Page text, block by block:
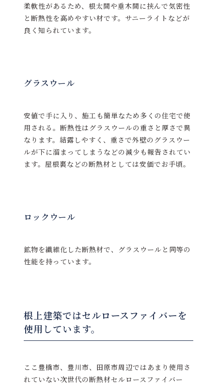
柔軟性があるため、根太間や垂木間に挟んで気密性
と断熱性を高めやすい材です。サニーライトなどが
良く知られています。
グラスウール
安値で手に入り、施工も簡単なため多くの住宅で使
用される。断熱性はグラスウールの重さと厚さで異
なります。結露しやすく、重さで外壁のグラスウー
ルが下に溜まってしまうなどの減少も報告されてい
ます。屋根裏などの断熱材としては安価でお手頃。
ロックウール
鉱物を繊維化した断熱材で、グラスウールと同等の
性能を持っています。
根上建築ではセルロースファイバーを
使用しています。
ここ豊橋市、豊川市、田原市周辺ではあまり使用さ
れていない次世代の断熱材セルロースファイバー